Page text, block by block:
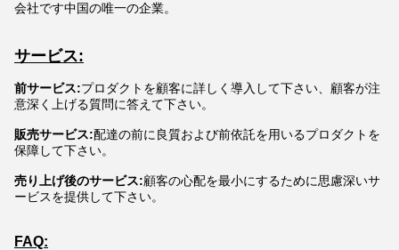
会社です中国の唯一の企業。
サービス:
前サービス:プロダクトを顧客に詳しく導入して下さい、顧客が注
意深く上げる質問に答えて下さい。
販売サービス:配達の前に良質および前依託を用いるプロダクトを
保障して下さい。
売り上げ後のサービス:顧客の心配を最小にするために思慮深いサ
ービスを提供して下さい。
FAQ: